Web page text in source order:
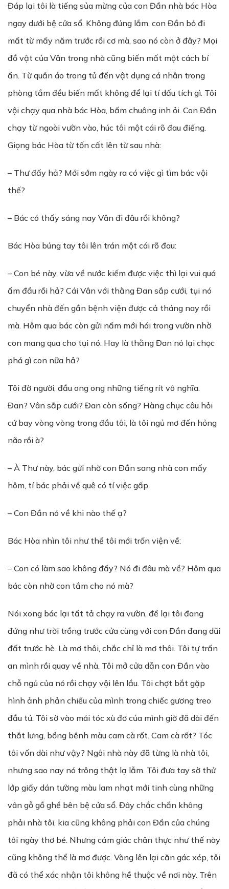
Đáp lại tôi là tiếng sủa mừng của con Đần nhà bác Hòa
ngay dưới bệ cửa sổ. Không đúng lắm, con Đần bỏ đi
mất từ mấy năm trước rồi cơ mà, sao nó còn ở đây? Mọi
đồ vật của Vân trong nhà cũng biến mất một cách bí
ẩn. Từ quần áo trong tủ đến vật dụng cá nhân trong
phòng tắm đều biến mất không để lại tí dấu tích gì. Tôi
vội chạy qua nhà bác Hòa, bấm chuông inh ỏi. Con Đần
chạy từ ngoài vườn vào, húc tôi một cái rõ đau điếng.
Giọng bác Hòa từ tốn cất lên từ sau nhà:
– Thư đấy hả? Mới sớm ngày ra có việc gì tìm bác vội
thế?
– Bác có thấy sáng nay Vân đi đâu rồi không?
Bác Hòa búng tay tôi lên trán một cái rõ đau:
– Con bé này, vừa về nước kiếm được việc thì lại vui quá
ấm đầu rồi hả? Cái Vân với thằng Đan sắp cưới, tụi nó
chuyển nhà đến gần bệnh viện được cả tháng nay rồi
mà. Hôm qua bác còn gửi nấm mới hái trong vườn nhờ
con mang qua cho tụi nó. Hay là thằng Đan nó lại chọc
phá gì con nữa hả?
Tôi đờ người, đầu ong ong những tiếng rít vô nghĩa.
Đan? Vân sắp cưới? Đan còn sống? Hàng chục câu hỏi
cứ bay vòng vòng trong đầu tôi, là tôi ngủ mơ đến hỏng
não rồi à?
– À Thư này, bác gửi nhờ con Đần sang nhà con mấy
hôm, tí bác phải về quê có tí việc gấp.
– Con Đần nó về khi nào thế ạ?
Bác Hòa nhìn tôi như thể tôi mới trốn viện về:
– Con có làm sao không đấy? Nó đi đâu mà về? Hôm qua
bác còn nhờ con tắm cho nó mà?
Nói xong bác lại tất tả chạy ra vườn, để lại tôi đang
đứng như trời trồng trước cửa cùng với con Đần đang dũi
đất trước hè. Là mơ thôi, chắc chỉ là mơ thôi. Tôi tự trấn
an mình rồi quay về nhà. Tôi mở cửa dẫn con Đần vào
chỗ ngủ của nó rồi chạy vội lên lầu. Tôi chợt bắt gặp
hình ảnh phản chiếu của mình trong chiếc gương treo
đầu tủ. Tôi sờ vào mái tóc xù đơ của mình giờ đã dài đến
thắt lưng, bồng bềnh màu cam cà rốt. Cam cà rốt? Tóc
tôi vốn dài như vậy? Ngôi nhà này đã từng là nhà tôi,
nhưng sao nay nó trông thật lạ lẫm. Tôi đưa tay sờ thử
lớp giấy dán tường màu lam nhạt mới tinh cùng những
vân gỗ gồ ghề bên bệ cửa sổ. Đây chắc chắn không
phải nhà tôi, kia cũng không phải con Đần của chúng
tôi ngày thơ bé. Nhưng cảm giác chân thực như thế này
cũng không thể là mơ được. Vòng lên lại căn gác xép, tôi
đã có thể xác nhận tôi không hề thuộc về nơi này. Trên